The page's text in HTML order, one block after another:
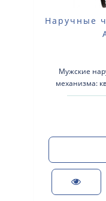
Наручные
Мужские
механизма:
(аккумулятор с